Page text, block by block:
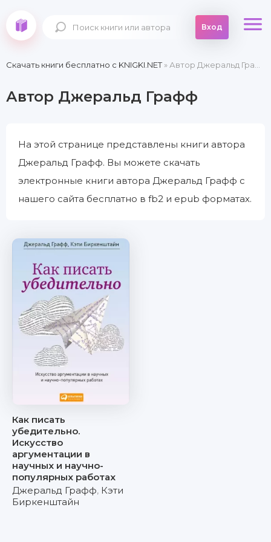
Вход
Скачать книги бесплатно c KNIGKI.NET» Автор Джеральд Графф
Автор Джеральд Графф
На этой странице представлены книги автора
Джеральд Графф. Вы можете скачать
электронные книги автора Джеральд Графф с
нашего сайта бесплатно в fb2 и epub форматах.
Как писать
убедительно.
Искусство
аргументации в
научных и научно-
популярных работах
Джеральд Графф, Кэти
Биркенштайн